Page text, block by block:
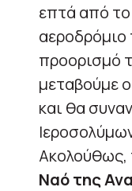
επτά από
αεροδρόμιο
προορισμό
μεταβούμε
και θα
Ακολούθως,
Ναό της